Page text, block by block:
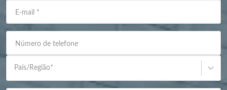
E-mail *
Número de telefone
País/Região*